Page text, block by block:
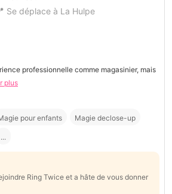
Se déplace à La Hulpe
professionnelle comme magasinier, mais
plus
pour enfants Magie declose-up
...
Ring Twice et a hâte de vous donner